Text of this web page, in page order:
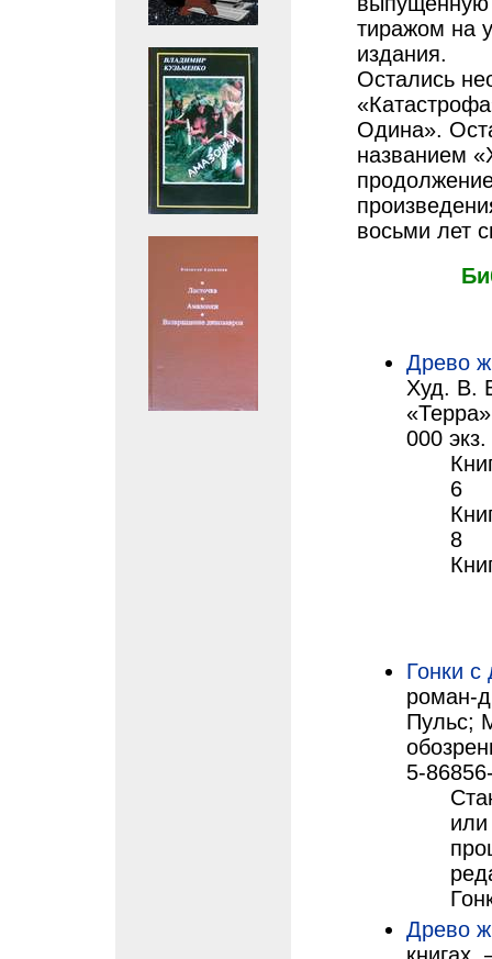
тиражом на
издания.
Остались
Одина».
названием
восьми лет
Древо
Худ. В.
000
6
8
Гонки с
роман-
Пульс;
5-
Древо